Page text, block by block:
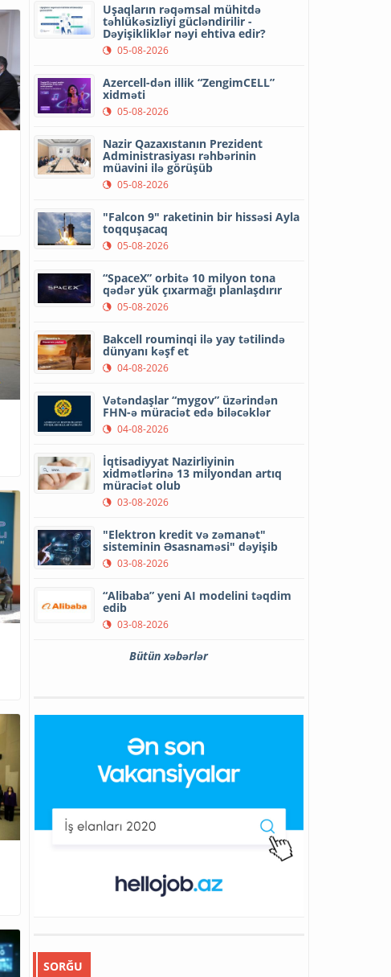
Uşaqların rəqəmsal mühitdə
təhlükəsizliyi gücləndirilir -
Dəyişikliklər nəyi ehtiva edir?
05-08-2026
Azercell-dən illik “ZengimCELL”
xidməti
05-08-2026
Nazir Qazaxıstanın Prezident
Administrasiyası rəhbərinin
müavini ilə görüşüb
05-08-2026
"Falcon 9" raketinin bir hissəsi Ayla
toqquşacaq
05-08-2026
“SpaceX” orbitə 10 milyon tona
qədər yük çıxarmağı planlaşdırır
05-08-2026
Bakcell rouminqi ilə yay tətilində
dünyanı kəşf et
04-08-2026
Vətəndaşlar “mygov” üzərindən
FHN-ə müraciət edə biləcəklər
04-08-2026
İqtisadiyyat Nazirliyinin
xidmətlərinə 13 milyondan artıq
müraciət olub
03-08-2026
"Elektron kredit və zəmanət"
sisteminin Əsasnaməsi" dəyişib
03-08-2026
“Alibaba” yeni AI modelini təqdim
edib
03-08-2026
Bütün xəbərlər
SORĞU